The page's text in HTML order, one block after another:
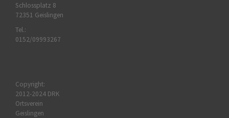
Schlossplatz 8
72351 Geislingen
Tel.:
0152/09993267
Copyright:
2012-2024 DRK
Ortsverein
Geislingen